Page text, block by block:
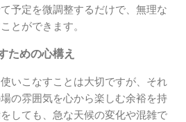
予定を微調整するだけで、無理な
とができます。
ための心構え
いこなすことは大切ですが、それ
の雰囲気を心から楽しむ余裕を持
しても、急な天候の変化や混雑で